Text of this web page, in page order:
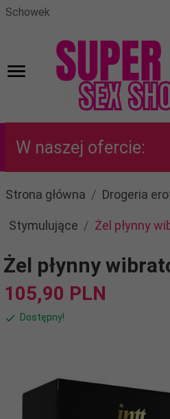
Schowek
W naszej ofercie:
Strona główna Drogeria
Stymulujące Żel płynny
Żel płynny
105,90 PLN
Dostępny!